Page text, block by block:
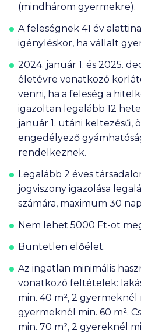
(mindhárom gyermekre).
A feleségnek 41 év
igényléskor, ha vállalt
2024. január 1. és 2025.
életévre vonatkozó
venni, ha a feleség a
igazoltan legalább 12
január 1. utáni keltezésű,
engedélyező
rendelkeznek.
Legalább 2 éves
jogviszony igazolása
számára, maximum 30
Nem lehet 5000 Ft-ot
Büntetlen előélet.
Az ingatlan minimális
vonatkozó feltételek:
min. 40 m², 2 gyermeknél
gyermeknél min. 60 m².
min. 70 m², 2 gyereknél